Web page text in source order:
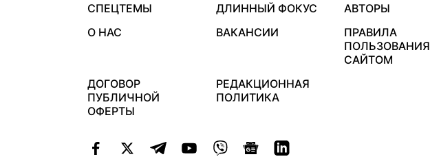
СПЕЦТЕМЫ
ДЛИННЫЙ ФОКУС
АВТОРЫ
О НАС
ВАКАНСИИ
ПРАВИЛА
ПОЛЬЗОВАНИЯ
САЙТОМ
ДОГОВОР
ПУБЛИЧНОЙ
ОФЕРТЫ
РЕДАКЦИОННАЯ
ПОЛИТИКА